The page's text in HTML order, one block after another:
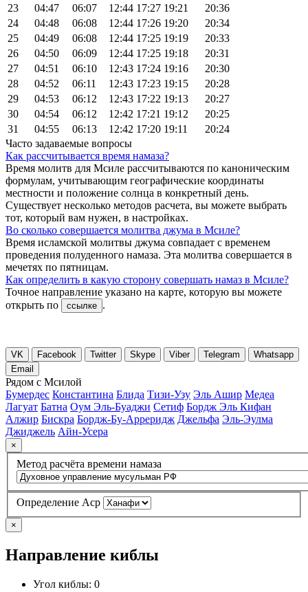
23
04:47 06:07 12:44 17:27 19:21
20:36
24
04:48 06:08 12:44 17:26 19:20
20:34
25
04:49 06:08 12:44 17:25 19:19
20:33
26
04:50 06:09 12:44 17:25 19:18
20:31
27
04:51 06:10 12:43 17:24 19:16
20:30
28
04:52 06:11 12:43 17:23 19:15
20:28
29
04:53 06:12 12:43 17:22 19:13
20:27
30
04:54 06:12 12:42 17:21 19:12
20:25
31
04:55 06:13 12:42 17:20 19:11
20:24
Часто задаваемые вопросы
Как рассчитывается время намаза?
Время молитв для Мсиле рассчитываются по каноническим
формулам, учитывающим географические координаты
местности и положение солнца в конкретный день.
Существует несколько методов расчета, вы можете выбрать
тот, который вам нужен, в настройках.
Во сколько совершается молитва джума в Мсиле?
Время исламской молитвы джума совпадает с временем
проведения полуденного намаза. Эта молитва совершается в
мечетях по пятницам.
Как определить в какую сторону совершать намаз в Мсиле?
Точное направление указано на карте, которую вы можете
открыть по
ссылке .
VK Facebook Twitter Skype Viber Telegram
Whatsapp
Email
Рядом с Мсилой
Бумердес Константина Блида Тизи-Узу Эль Ашир Медеа
Лагуат Батна Оум Эль-Буаджи Сетиф Бордж Эль Кифан
Алжир Бискра Бордж-Бу-Арреридж Джельфа Эль-Эулма
Джиджель Айн-Усера
×
Метод расчёта времени намаза
Определение Аср
×
Направление киблы
Угол киблы: 0